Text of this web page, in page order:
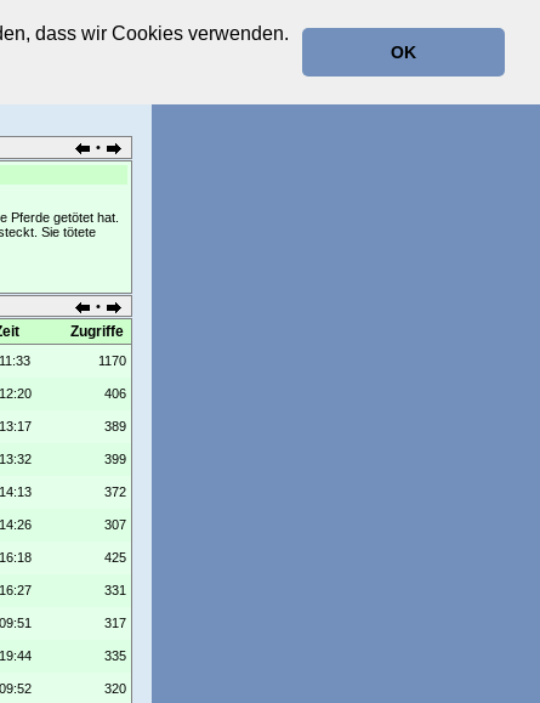
dass wir Cookies verwenden.
OK
•
Pferde getötet hat.
Sie tötete
•
Zugriffe
1170
406
389
399
372
307
425
331
317
335
320